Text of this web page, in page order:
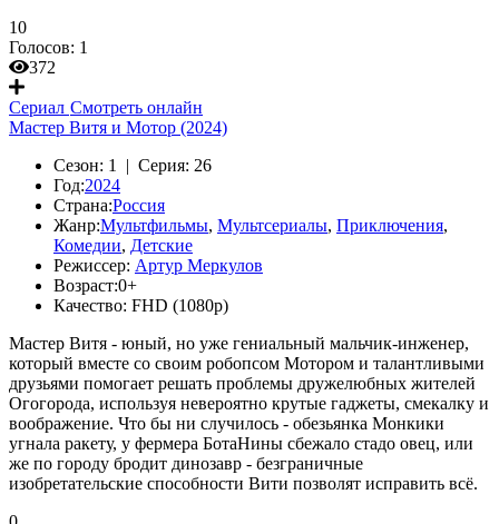
10
Голосов: 1
372
Сериал Смотреть онлайн
Мастер Витя и Мотор (2024)
Сезон: 1 | Серия: 26
Год:2024
Страна:Россия
Жанр:Мультфильмы, Мультсериалы, Приключения,
Комедии, Детские
Режиссер: Артур Меркулов
Возраст:0+
Качество: FHD (1080p)
Мастер Витя - юный, но уже гениальный мальчик-инженер,
который вместе со своим робопсом Мотором и талантливыми
друзьями помогает решать проблемы дружелюбных жителей
Огогорода, используя невероятно крутые гаджеты, смекалку и
воображение. Что бы ни случилось - обезьянка Монкики
угнала ракету, у фермера БотаНины сбежало стадо овец, или
же по городу бродит динозавр - безграничные
изобретательские способности Вити позволят исправить всё.